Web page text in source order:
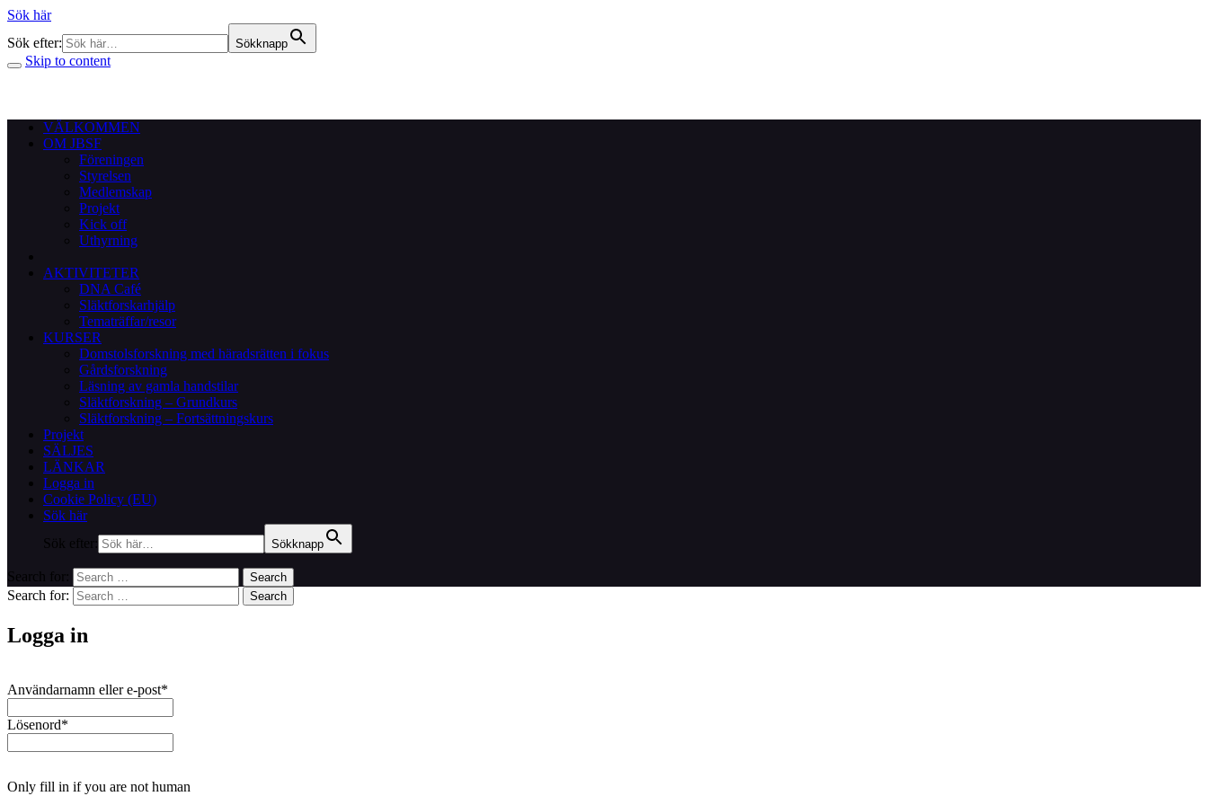
Sök här
Sök efter:
Sökknapp
Skip to content
VÄLKOMMEN
OM JBSF
Föreningen
Styrelsen
Medlemskap
Projekt
Kick off
Uthyrning
AKTIVITETER
DNA Café
Släktforskarhjälp
Tematräffar/resor
KURSER
Domstolsforskning med häradsrätten i fokus
Gårdsforskning
Läsning av gamla handstilar
Släktforskning – Grundkurs
Släktforskning – Fortsättningskurs
Projekt
SÄLJES
LÄNKAR
Logga in
Cookie Policy (EU)
Sök här
Sök efter:
Sökknapp
Search for: Search
Search for: Search
Logga in
Användarnamn eller e-post*
Lösenord*
Only fill in if you are not human